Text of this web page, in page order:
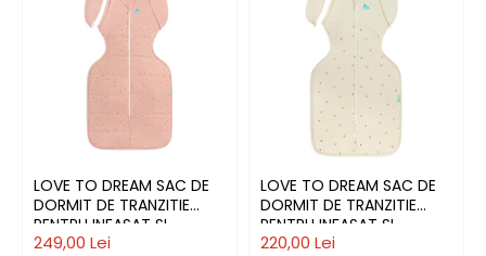
LOVE TO DREAM SAC DE
DORMIT DE TRANZITIE
PENTRU INFASAT SI
ROSTOGOLIT SWADDLE
249,00 Lei
LOVE TO DREAM SAC DE
DORMIT DE TRANZITIE
PENTRU INFASAT SI
ROSTOGOLIT SWADDLE
220,00 Lei